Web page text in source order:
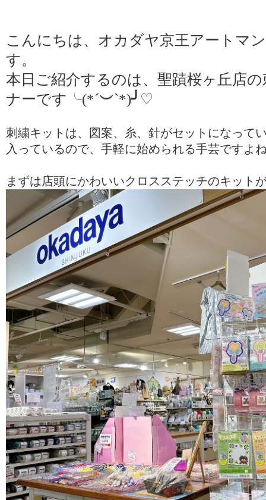
こんにちは、オカダヤ京王アートマ
す。
本日ご紹介するのは、聖蹟桜ヶ丘店
ナーです╰(*´︶`*)╯ ♡
刺繍キットは、図案、糸、針がセットになって
入っているので、手軽に始められる手芸ですよ
まずは店頭にかわいいクロスステッチのキット